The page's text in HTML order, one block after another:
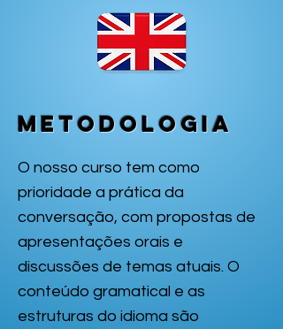
Metodologia
O nosso curso tem como
prioridade a prática da
conversação, com propostas de
apresentações orais e
discussões de temas atuais. O
conteúdo gramatical e as
estruturas do idioma são